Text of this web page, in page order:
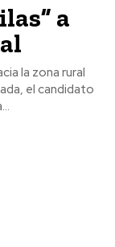
a
la zona rural
el candidato